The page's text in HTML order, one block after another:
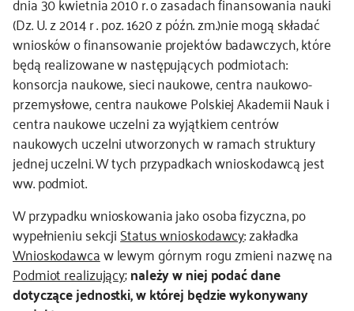
(Dz. U. z 2014 r . poz. 1620 z późn. zm.)nie mogą składać
wniosków o finansowanie projektów badawczych, które
będą realizowane w następujących podmiotach:
konsorcja naukowe, sieci naukowe, centra naukowo-
przemysłowe, centra naukowe Polskiej Akademii Nauk i
centra naukowe uczelni za wyjątkiem centrów
naukowych uczelni utworzonych w ramach struktury
jednej uczelni. W tych przypadkach wnioskodawcą jest
ww. podmiot.
W przypadku wnioskowania jako osoba fizyczna, po
wypełnieniu sekcjiStatus wnioskodawcy: zakładka
Wnioskodawcaw lewym górnym rogu zmieni nazwę na
Podmiot realizujący;należy w niej podać dane
dotyczące jednostki, w której będzie wykonywany